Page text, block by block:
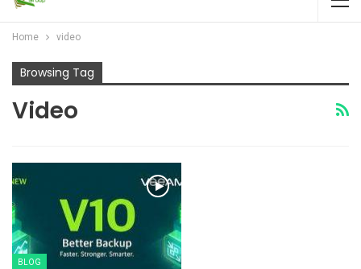
Home video
Browsing Tag
Video
BLOG